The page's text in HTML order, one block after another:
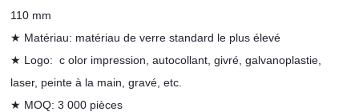
110 mm
★ Matériau: matériau de verre standard le plus élevé
★ Logo: c olor impression, autocollant, givré, galvanoplastie,
laser, peinte à la main, gravé, etc.
★ MOQ: 3 000 pièces